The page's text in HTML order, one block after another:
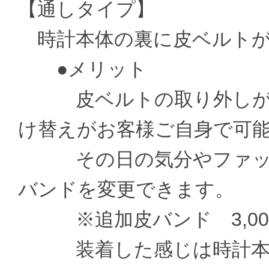
【通しタイプ】
時計本体の裏に皮ベルト
●メリット
皮ベルトの取り外しが
け替えがお客様ご自身で可
その日の気分やファッ
バンドを変更できます。
※追加皮バンド 3,000
装着した感じは時計本